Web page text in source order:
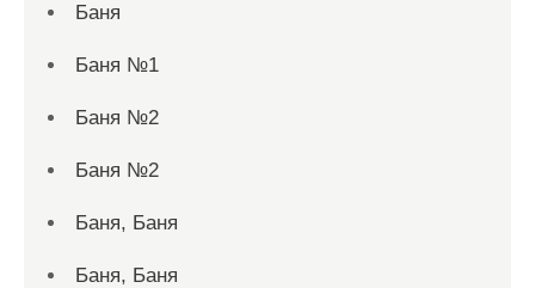
Баня
Баня №1
Баня №2
Баня №2
Баня, Баня
Баня, Баня